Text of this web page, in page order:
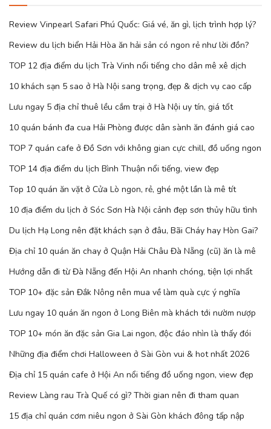
Review Vinpearl Safari Phú Quốc: Giá vé, ăn gì, lịch trình hợp lý?
Review du lịch biển Hải Hòa ăn hải sản có ngon rẻ như lời đồn?
TOP 12 địa điểm du lịch Trà Vinh nổi tiếng cho dân mê xê dịch
10 khách sạn 5 sao ở Hà Nội sang trọng, đẹp & dịch vụ cao cấp
Lưu ngay 5 địa chỉ thuê lều cắm trại ở Hà Nội uy tín, giá tốt
10 quán bánh đa cua Hải Phòng được dân sành ăn đánh giá cao
TOP 7 quán cafe ở Đồ Sơn với không gian cực chill, đồ uống ngon
TOP 14 địa điểm du lịch Bình Thuận nổi tiếng, view đẹp
Top 10 quán ăn vặt ở Cửa Lò ngon, rẻ, ghé một lần là mê tít
10 địa điểm du lịch ở Sóc Sơn Hà Nội cảnh đẹp sơn thủy hữu tình
Du lịch Hạ Long nên đặt khách sạn ở đâu, Bãi Cháy hay Hòn Gai?
Địa chỉ 10 quán ăn chay ở Quận Hải Châu Đà Nẵng (cũ) ăn là mê
Hướng dẫn đi từ Đà Nẵng đến Hội An nhanh chóng, tiện lợi nhất
TOP 10+ đặc sản Đắk Nông nên mua về làm quà cực ý nghĩa
Lưu ngay 10 quán ăn ngon ở Long Biên mà khách tới nườm nượp
TOP 10+ món ăn đặc sản Gia Lai ngon, độc đáo nhìn là thấy đói
Những địa điểm chơi Halloween ở Sài Gòn vui & hot nhất 2026
Địa chỉ 15 quán cafe ở Hội An nổi tiếng đồ uống ngon, view đẹp
Review Làng rau Trà Quế có gì? Thời gian nên đi tham quan
15 địa chỉ quán cơm niêu ngon ở Sài Gòn khách đông tấp nập